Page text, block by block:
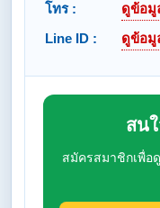
โทร :
ดูข้อมู
Line ID :
ดูข้อมู
สน
สมัครสมาชิกเพื่อ